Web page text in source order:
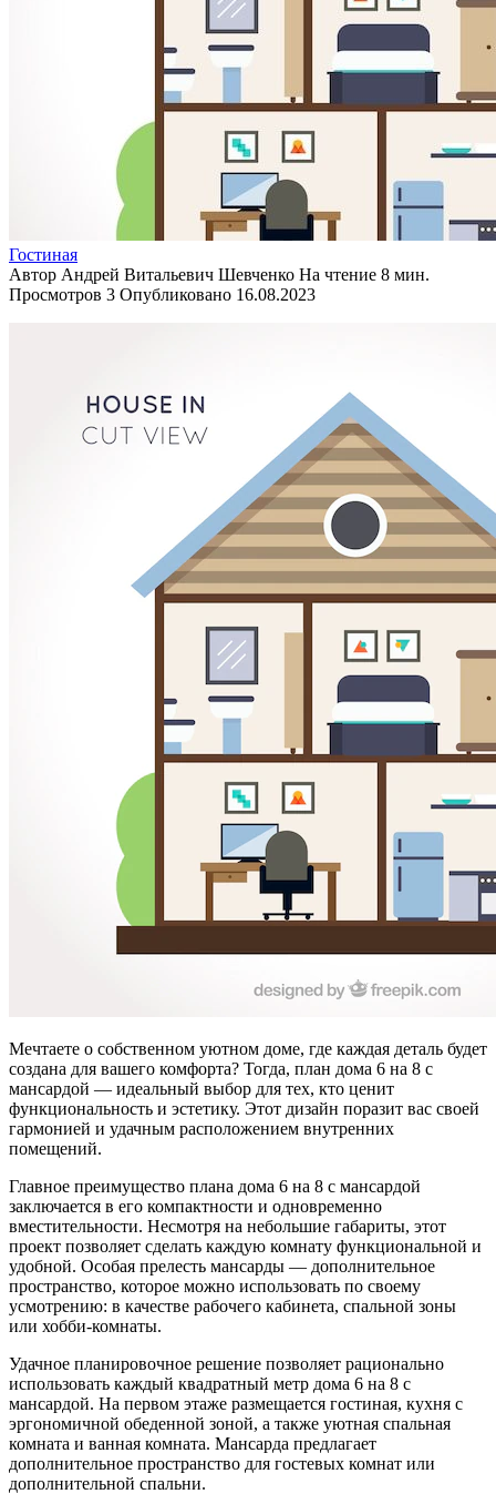
Гостиная
Автор Андрей Витальевич Шевченко На чтение 8 мин.
Просмотров 3 Опубликовано 16.08.2023
Мечтаете о собственном уютном доме, где каждая деталь будет
создана для вашего комфорта? Тогда, план дома 6 на 8 с
мансардой — идеальный выбор для тех, кто ценит
функциональность и эстетику. Этот дизайн поразит вас своей
гармонией и удачным расположением внутренних
помещений.
Главное преимущество плана дома 6 на 8 с мансардой
заключается в его компактности и одновременно
вместительности. Несмотря на небольшие габариты, этот
проект позволяет сделать каждую комнату функциональной и
удобной. Особая прелесть мансарды — дополнительное
пространство, которое можно использовать по своему
усмотрению: в качестве рабочего кабинета, спальной зоны
или хобби-комнаты.
Удачное планировочное решение позволяет рационально
использовать каждый квадратный метр дома 6 на 8 с
мансардой. На первом этаже размещается гостиная, кухня с
эргономичной обеденной зоной, а также уютная спальная
комната и ванная комната. Мансарда предлагает
дополнительное пространство для гостевых комнат или
дополнительной спальни.